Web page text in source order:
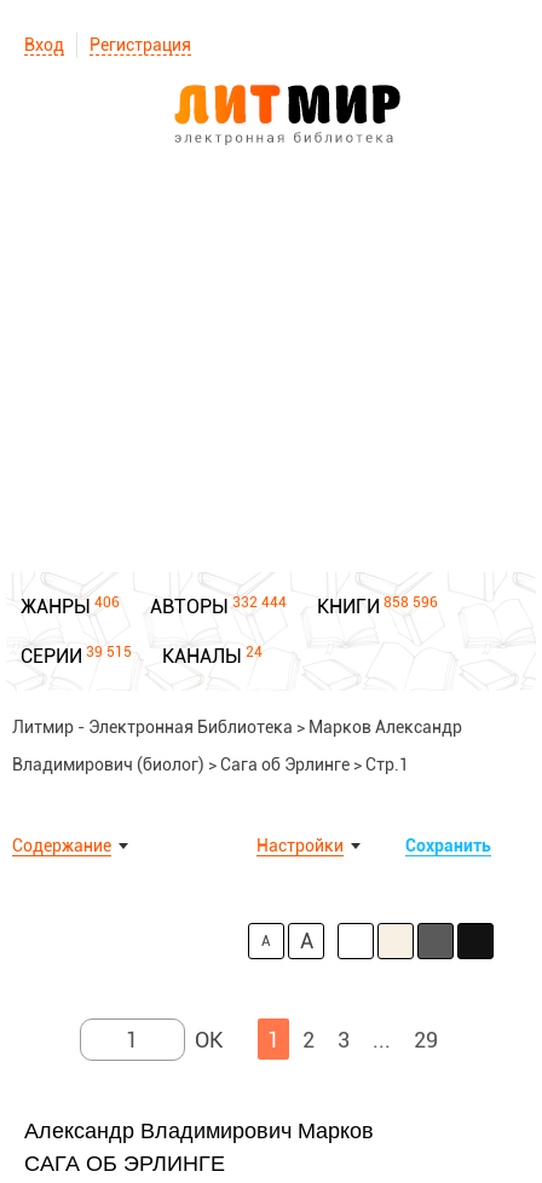
Вход Регистрация
ЖАНРЫ 406 АВТОРЫ 332 444 КНИГИ 858 596
СЕРИИ 39 515 КАНАЛЫ 24
Литмир - Электронная Библиотека > Марков Александр
Владимирович (биолог) >Сага об Эрлинге >Стр.1
Содержание Сохранить
Настройки
A A
1 2 3 ... 29
Александр Владимирович Марков
САГА ОБ ЭРЛИНГЕ